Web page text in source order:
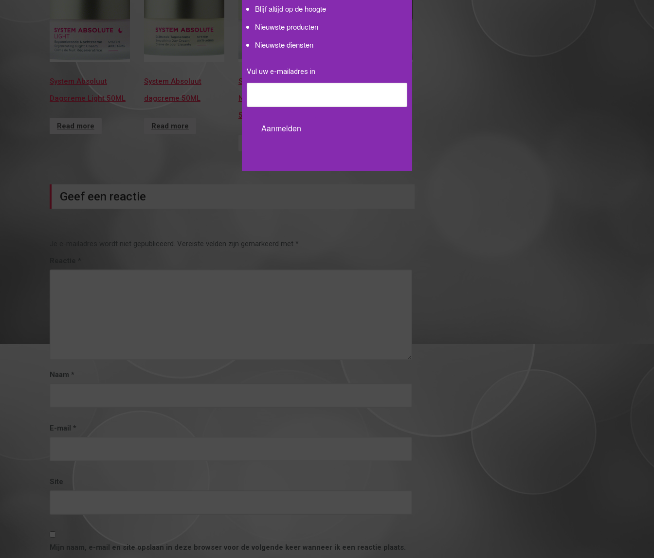
System Absoluut
Dagcreme Light 50ML
Read more
System Absoluut
dagcreme 50ML
Read more
System Absoluut
Nachtcreme Light
50ML
System Absoluut
Geef een reactie
Je e-mailadres wordt niet gepubliceerd. Vereiste velden zijn gemarkeerd met *
Naam *
E-mail *
Site
Mijn naam, e-mail en site opslaan in deze browser voor de volgende keer wanneer ik een reactie plaats.
Blijf altijd op de hoogte
Nieuwste producten
Nieuwste diensten
Vul uw e-mailadres in